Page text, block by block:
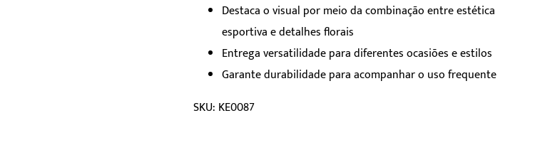
Destaca o visual por meio da combinação entre estética
esportiva e detalhes florais
Entrega versatilidade para diferentes ocasiões e estilos
Garante durabilidade para acompanhar o uso frequente
SKU: KE0087